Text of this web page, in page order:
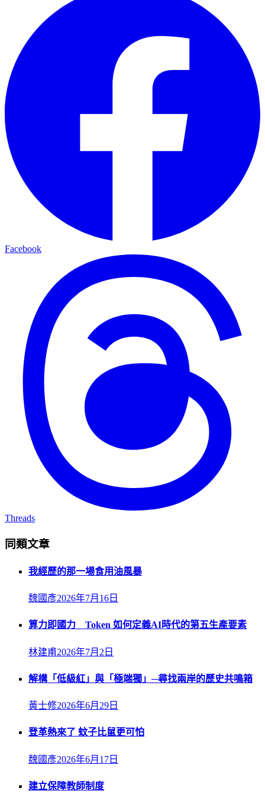
Facebook
Threads
同類文章
我經歷的那一場食用油風暴
魏國彥2026年7月16日
算力即國力 Token 如何定義AI時代的第五生產要素
林建甫2026年7月2日
解構「低級紅」與「極端獨」─尋找兩岸的歷史共鳴箱
黃士修2026年6月29日
登革熱來了 蚊子比鼠更可怕
魏國彥2026年6月17日
建立保障教師制度